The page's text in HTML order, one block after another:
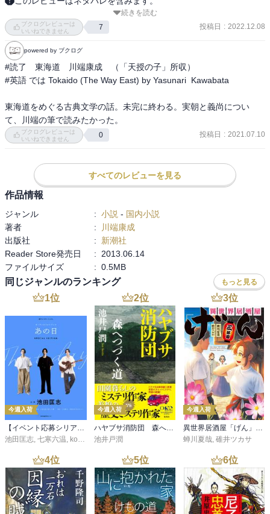
作者が生前に単行本収録を見送った作品を、死後数年後にまとめた
作品集。
当時の読者にとっては垂涎の幻の作品たちだったのだろう。
未収録ってことは失敗作なのかといえば、そんなことは全然ない。
むしろ未完であることや、作者の身内を慮ってだろう。
だが川端にとって「小説の完結」って概念がそもそも怪しいし、慮
■故園（未完）
１９４３年連載開始。４０代で養女を迎えた顛末を記す。
《私が門口をあけるなり、えらい足音で駆け出して来た子供は怒っ
を肩まで振り上げて、私を殴るように抱きついた。》
１２歳である。
実際の事情はいろいろあるだろうけれど、若い娘の生命を愉しみた
いという欲望がなかったとは言えまい。
「古都」の息子の嫁という例もあるし。
で、同時に興味深いのは、養女の境遇に思いを巡らすうちに、自分
自身の過去の回想にもなり、全体として「私的記憶論」のようにな
っていること。
些末な記述だが、「作中人物の私をいやな人間に書」くんだとか。
結構核心的な創作論だと思う。
■東海道（未完）
※１９４３年「満州日日新聞」に連載開始。
ちょっとハードルが高そうで未読。
■感傷の塔
戦後の作。
戦争中文通をしていた複数の女性読者への手紙、というてい。
これは大変美しい作品だと思う。
■天授の子
養女・民子の母・時子の危篤に、まずは自分が、続いて妻と民子が
来る。
冒頭、語り手・定家（さだいえ）はペン・クラブ会長として広島行
き。
続きを読む
ブクログレビューは
いいねできません
7 投稿日 : 2022.12.08
powered by ブクログ
#読了　東海道　川端康成　（「天授の子」所収）
#英語 では Tokaido (The Way East) by Yasunari  Kawabata
東海道をめぐる古典文学の話。未完に終わる。実朝と義尚につい
て、川端の筆で読みたかった。
ブクログレビューは
いいねできません
0 投稿日 : 2021.07.10
すべてのレビューを見る
作品情報
ジャンル : 小説 - 国内小説
著者
:
川端康成
出版社
:
新潮社
Reader Store発売日
:
2013.06.14
ファイルサイズ
: 0.5MB
同じジャンルのランキング もっと見る
1位
今週入荷
【イベント応募シリアルコード付】池田匡志出演・オーディオフォトブック「あの日」SPECIAL EDITION（音声／動画付）
池田匡志, 七寒六温, konoko58 ,村崎キコ
2位
今週入荷
ハヤブサ消防団 森へつづく道
池井戸潤
3位
今週入荷
異世界居酒屋「げん」三杯目
蝉川夏哉, 碓井ツカサ
4位 5位 6位